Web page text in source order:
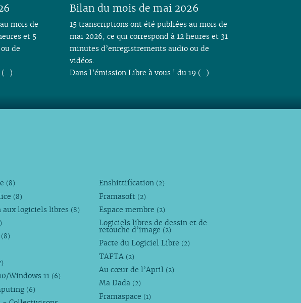
mois de
et 5
de
(…)
Bilan du mois de mai 2026
15 transcriptions ont été publiées au mois de
mai 2026, ce qui correspond à 12 heures et 31
minutes d’enregistrements audio ou de
vidéos.
Dans l’émission Libre à vous ! du 19 (…)
(8)
(8)
aux logiciels libres (8)
(8)
Windows 11 (6)
(6)
Enshittification (2)
Framasoft (2)
Espace membre (2)
Logiciels libres de dessin et de
retouche d’image (2)
Pacte du Logiciel Libre (2)
TAFTA (2)
Au cœur de l’April (2)
Ma Dada (2)
Framaspace (1)